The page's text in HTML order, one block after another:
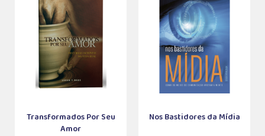
Transformados Por Seu
Amor
Nos Bastidores da Mídia